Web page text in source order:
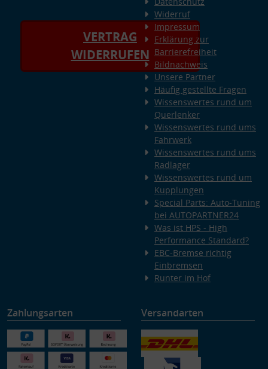
VERTRAG
WIDERRUFEN
Widerruf
Impressum
Erklärung zur
Barrierefreiheit
Bildnachweis
Unsere Partner
Häufig gestellte Fragen
Wissenswertes rund um
Querlenker
Wissenswertes rund ums
Fahrwerk
Wissenswertes rund ums
Radlager
Wissenswertes rund um
Kupplungen
Special Parts: Auto-Tuning
bei AUTOPARTNER24
Was ist HPS - High
Performance Standard?
EBC-Bremse richtig
Einbremsen
Runter im Hof
Zahlungsarten Versandarten